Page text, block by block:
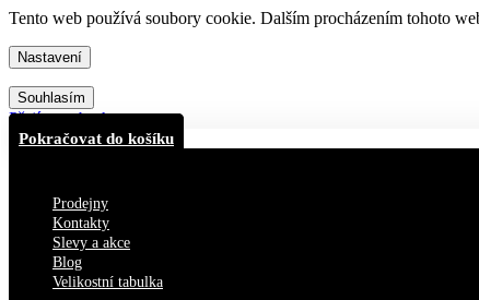
Tento web používá soubory cookie. Dalším procházením tohoto
Nastavení
Souhlasím
Přejít na obsah
Pokračovat do košíku
Prodejny
Kontakty
Slevy a akce
Blog
Velikostní tabulka